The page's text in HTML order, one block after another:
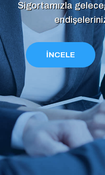
Hayatınızı ve
Sigortamızla
İNCELE